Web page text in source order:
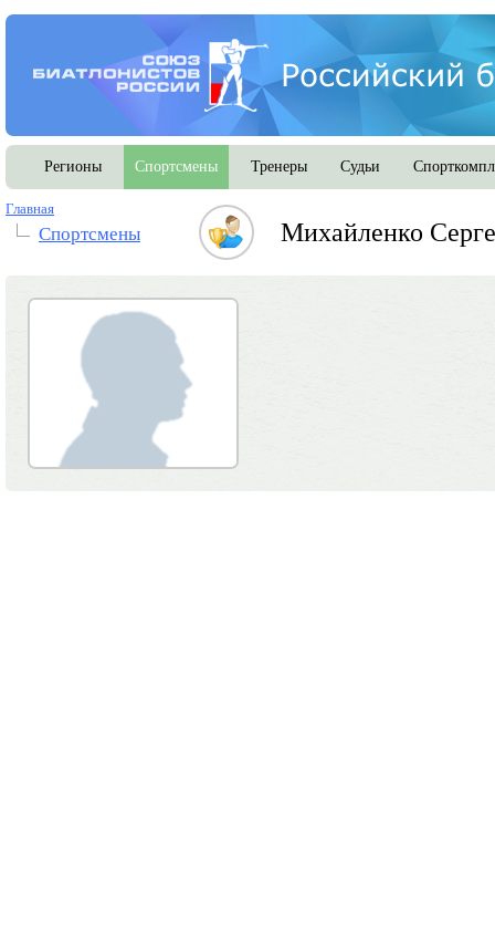
Регионы Спортсмены Тренеры Судьи
Главная
Спортсмены Михайленко